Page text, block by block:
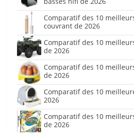
Comparatif des 10
couvrant de 2026
Comparatif des 10
de 2026
Comparatif des 10
de 2026
Comparatif des 10
2026
Comparatif des 10
de 2026